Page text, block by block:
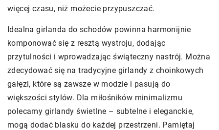
więcej czasu, niż możecie przypuszczać.
Idealna girlanda do schodów powinna harmonijnie
komponować się z resztą wystroju, dodając
przytulności i wprowadzając świąteczny nastrój. Można
zdecydować się na tradycyjne girlandy z choinkowych
gałęzi, które są zawsze w modzie i pasują do
większości stylów. Dla miłośników minimalizmu
polecamy girlandy świetlne – subtelne i eleganckie,
mogą dodać blasku do każdej przestrzeni. Pamiętaj